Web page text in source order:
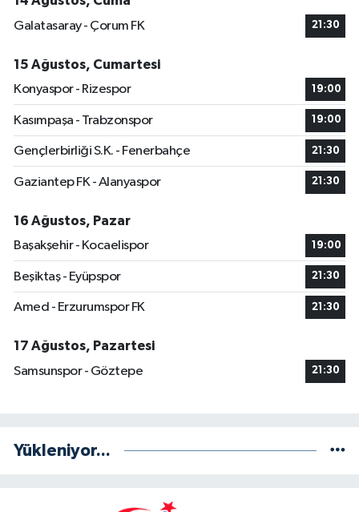
Galatasaray - Çorum FK
21:30
15 Ağustos, Cumartesi
Konyaspor - Rizespor
19:00
Kasımpaşa - Trabzonspor 19:00
Gençlerbirliği S.K. - Fenerbahçe 21:30
Gaziantep FK - Alanyaspor 21:30
16 Ağustos, Pazar
Başakşehir - Kocaelispor
19:00
Beşiktaş - Eyüpspor 21:30
Amed - Erzurumspor FK 21:30
17 Ağustos, Pazartesi
Samsunspor - Göztepe
21:30
Yükleniyor...